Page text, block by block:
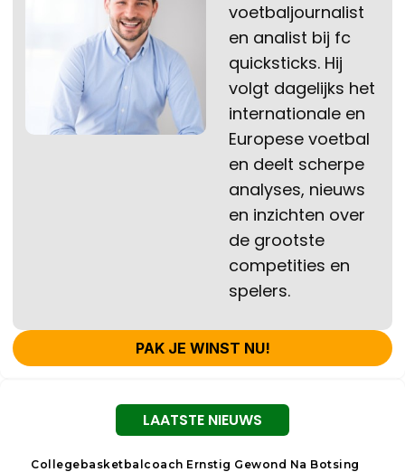
voetbaljournalist
en analist bij fc
quicksticks. Hij
volgt dagelijks het
internationale en
Europese voetbal
en deelt scherpe
analyses, nieuws
en inzichten over
de grootste
competities en
spelers.
PAK JE WINST NU!
LAATSTE NIEUWS
Collegebasketbalcoach Ernstig Gewond Na Botsing